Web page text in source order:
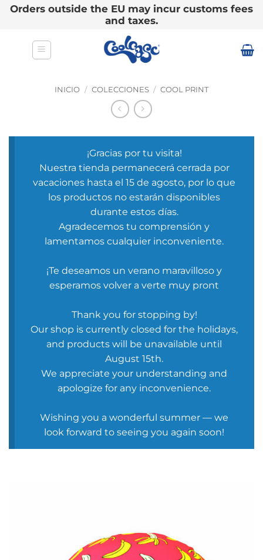
Orders outside the EU may incur customs fees
and taxes.
INICIO / COLECCIONES / COOL PRINT
¡Gracias por tu visita!
Nuestra tienda permanecerá cerrada por
vacaciones hasta el 15 de agosto, por lo que
los productos no estarán disponibles
durante estos días.
Agradecemos tu comprensión y
lamentamos cualquier inconveniente.
¡Te deseamos un verano maravilloso y
esperamos volver a verte muy pront
Thank you for stopping by!
Our shop is currently closed for the holidays,
and products will be unavailable until
August 15th.
We appreciate your understanding and
apologize for any inconvenience.
Wishing you a wonderful summer — we
look forward to seeing you again soon!